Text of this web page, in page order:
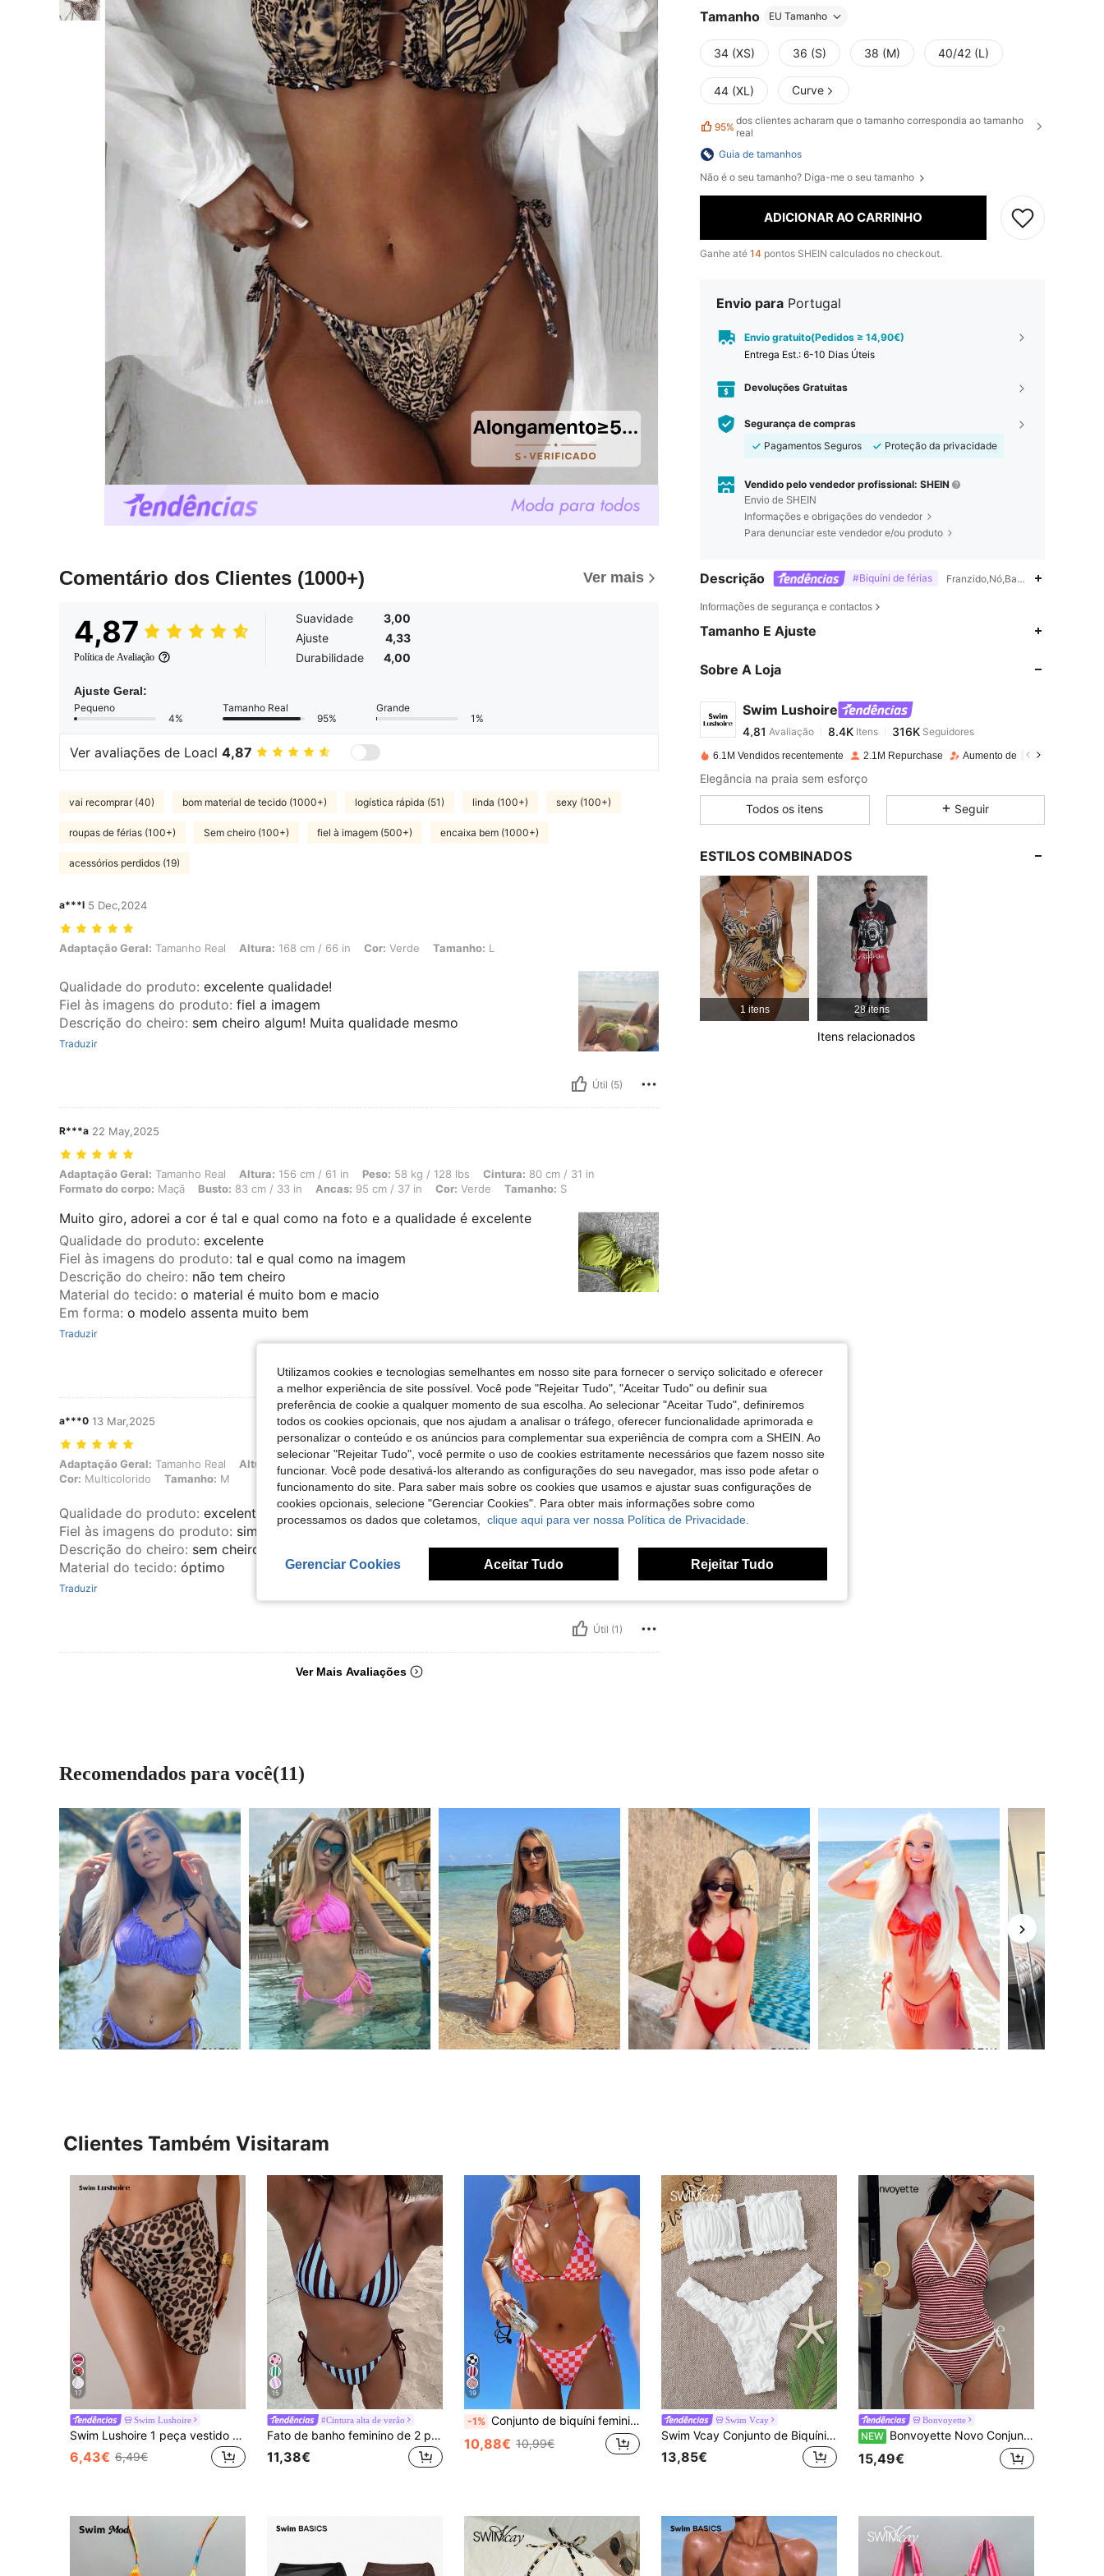
Comentário dos Clientes (1000+) Ver mais
4,87
Política de Avaliação
Suavidade
3,00
Ajuste
4,33
Durabilidade
4,00
Ajuste Geral:
Pequeno
4%
Tamanho Real
95%
Grande
1%
Ver avaliações de Loacl 4,87
vai recomprar (40) bom material de tecido (1000+) logística rápida (51) linda (100+) sexy (100+)
roupas de férias (100+) Sem cheiro (100+) fiel à imagem (500+) encaixa bem (1000+)
acessórios perdidos (19)
a***l 5 Dec,2024
Adaptação Geral: Tamanho Real, Altura: 168 cm / 66 in, Cor: Verde, Tamanho: L
Adaptação Geral: Tamanho Real Altura: 168 cm / 66 in Cor: Verde Tamanho: L
Qualidade do produto: excelente qualidade!
Fiel às imagens do produto: fiel a imagem
Descrição do cheiro: sem cheiro algum! Muita qualidade mesmo
Traduzir
Útil (5)
R***a 22 May,2025
Adaptação Geral: Tamanho Real, Altura: 156 cm / 61 in, Peso: 58 kg / 128 lbs, Cintura: 80 cm / 31 in, Formato do corpo: Maçã, Busto: 83 cm / 33 in, Ancas: 95 cm / 37 in, Cor: Verde, Tamanho: S
Adaptação Geral: Tamanho Real Altura: 156 cm / 61 in Peso: 58 kg / 128 lbs Cintura: 80 cm / 31 in
Formato do corpo: Maçã Busto: 83 cm / 33 in Ancas: 95 cm / 37 in Cor: Verde Tamanho: S
Muito giro, adorei a cor é tal e qual como na foto e a qualidade é excelente
Qualidade do produto: excelente
Fiel às imagens do produto: tal e qual como na imagem
Descrição do cheiro: não tem cheiro
Material do tecido: o material é muito bom e macio
Em forma: o modelo assenta muito bem
Traduzir
Útil (1)
a***0 13 Mar,2025
Adaptação Geral: Tamanho Real, Altura: 176 cm / 69 in, Peso: 68 kg / 150 lbs, Cor: Multicolorido, Tamanho: M
Adaptação Geral: Tamanho Real Altura: 176 cm / 69 in Peso:
68 kg / 150 lbs
Cor: Multicolorido Tamanho: M
Qualidade do produto: excelente
Fiel às imagens do produto: sim
Descrição do cheiro: sem cheiro
Material do tecido: óptimo
Traduzir
Útil (1)
Ver Mais Avaliações
Tamanho EU Tamanho
34 (XS) 36 (S) 38 (M) 40/42 (L)
44 (XL) Curve
95% dos clientes acharam que o tamanho correspondia ao tamanho
real
Guia de tamanhos
Não é o seu tamanho? Diga-me o seu tamanho
ADICIONAR AO CARRINHO
Ganhe até 14 pontos SHEIN calculados no checkout.
Envio para Portugal
Envio gratuito(Pedidos ≥ 14,90€)
Entrega Est.: 6-10 Dias Úteis
Devoluções Gratuitas
Segurança de compras
Pagamentos Seguros
Proteção da privacidade
Vendido pelo vendedor profissional: SHEIN
Envio de SHEIN
Informações e obrigações do vendedor
Para denunciar este vendedor e/ou produto
Descrição #Biquíni de férias Franzido,Nó,Babado,Posição de
Informações de segurança e contactos
Tamanho E Ajuste
Sobre A Loja
Swim Lushoire
4,81
4,81Avaliação 8.4KItens 316K
a***opago1 dia atrás
4,81
4,81 8.4K 316K
4,81 8.4K 316K
4,81
6.1M Vendidos recentemente 2.1M Repurchase Aumento de seguidores 10%
Elegância na praia sem esforço
Todos os itens Seguir
ESTILOS COMBINADOS
1 itens 28 itens
Itens relacionados
Recomendados para você(11)
Clientes Também Visitaram
17
Swim Lushoire
Swim Lushoire 1 peça vestido de praia de verão com estampa de leopardo para férias
6,43€ 6,49€
15
#Cintura alta de verão
Fato de banho feminino de 2 peças roxo, moda, conjunto de biquíni com estampado aleatório, para praia de verão e férias
11,38€
19
-1% Conjunto de biquíni feminino de verão, modelo frente única com amarração nas costas, biquíni casual de alta elasticidade para férias, conjunto de biquíni moderno e confortável, ideal para festas, festivais de música e Dia dos Namorados; roupa de praia feminina, look perfeito para férias de verão.
10,88€ 10,99€
Swim Vcay
Swim Vcay Conjunto de Biquíni Bandeau com Ruched e Babado para Praia no Verão
13,85€
Bonvoyette
NEW Bonvoyette Novo Conjunto de Fato de Banho de 2 Peças Primavera/Verão Multicolor, Malha Texturada com Riscas Vermelhas e Brancas, Estilo Náutico de Férias para Mulher, Festa, Chá da Tarde e Praia, Top de Bikini com Alças Finas, Atacador e Ajustável, Favorecedor
15,49€
Utilizamos cookies e tecnologias semelhantes em nosso site para fornecer o serviço solicitado e oferecer
a melhor experiência de site possível. Você pode "Rejeitar Tudo", "Aceitar Tudo" ou definir sua
preferência de cookie a qualquer momento de sua escolha. Ao selecionar "Aceitar Tudo", definiremos
todos os cookies opcionais, que nos ajudam a analisar o tráfego, oferecer funcionalidade aprimorada e
personalizar o conteúdo e os anúncios para complementar sua experiência de compra com a SHEIN. Ao
selecionar "Rejeitar Tudo", você permite o uso de cookies estritamente necessários que fazem nosso site
funcionar. Você pode desativá-los alterando as configurações do seu navegador, mas isso pode afetar o
funcionamento do site. Para saber mais sobre os cookies que usamos e ajustar suas configurações de
cookies opcionais, selecione "Gerenciar Cookies". Para obter mais informações sobre como
processamos os dados que coletamos, clique aqui para ver nossa Política de Privacidade.
Gerenciar Cookies Aceitar Tudo Rejeitar Tudo